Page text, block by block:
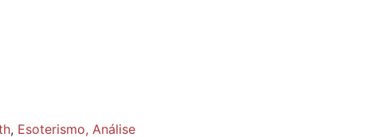
, Esoterismo, Análise